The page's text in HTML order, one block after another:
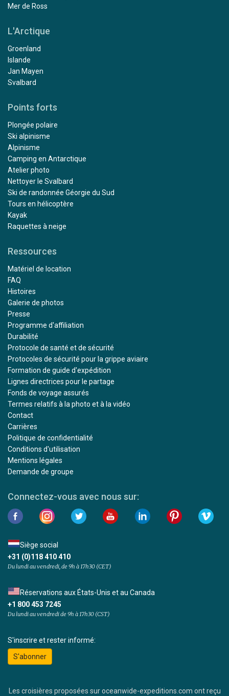
Mer de Ross
L'Arctique
Groenland
Islande
Jan Mayen
Svalbard
Points forts
Plongée polaire
Ski alpinisme
Alpinisme
Camping en Antarctique
Atelier photo
Nettoyer le Svalbard
Ski de randonnée Géorgie du Sud
Tours en hélicoptère
Kayak
Raquettes à neige
Ressources
Matériel de location
FAQ
Histoires
Galerie de photos
Presse
Programme d'affiliation
Durabilité
Protocole de santé et de sécurité
Protocoles de sécurité pour la grippe aviaire
Formation de guide d'expédition
Lignes directrices pour le partage
Fonds de voyage assurés
Termes relatifs à la photo et à la vidéo
Contact
Carrières
Politique de confidentialité
Conditions d'utilisation
Mentions légales
Demande de groupe
Connectez-vous avec nous sur:
Siège social
+31 (0)118 410 410
Du lundi au vendredi, de 9h à 17h30 (CET)
Réservations aux États-Unis et au Canada
+1 800 453 7245
Du lundi au vendredi de 9h à 17h30 (CST)
S'inscrire et rester informé:
S'abonner
Les croisières proposées sur oceanwide-expeditions.com ont reçu